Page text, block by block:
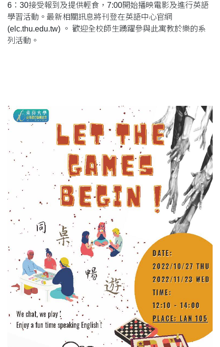
6：30接受報到及提供輕食，7:00開始播映電影及進行英語
學習活動。最新相關訊息將刊登在英語中心官網
(elc.thu.edu.tw) 。 歡迎全校師生踴躍參與此寓教於樂的系
列活動。